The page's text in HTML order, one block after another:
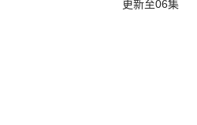
更新至06集